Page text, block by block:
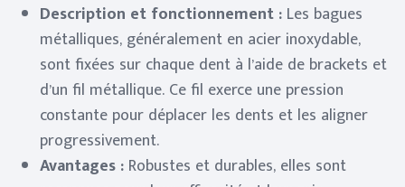
Description et fonctionnement : Les bagues
métalliques, généralement en acier inoxydable,
sont fixées sur chaque dent à l’aide de brackets et
d’un fil métallique. Ce fil exerce une pression
constante pour déplacer les dents et les aligner
progressivement.
Avantages : Robustes et durables, elles sont